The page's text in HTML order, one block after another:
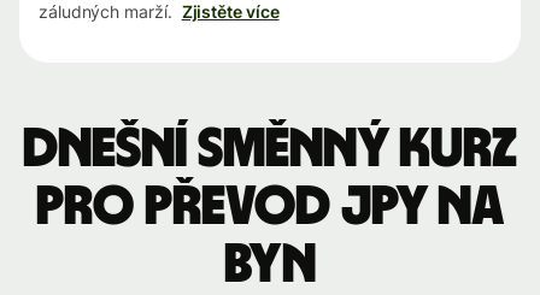
záludných marží. Zjistěte více
Dnešní směnný kurz
pro převod JPY na
BYN